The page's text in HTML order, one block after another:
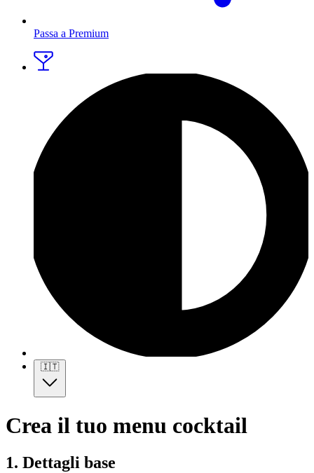
Passa a Premium
🇮🇹
Crea il tuo menu cocktail
1. Dettagli base